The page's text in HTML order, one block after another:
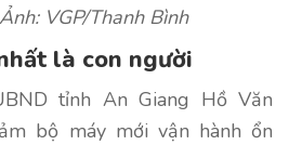
VGP/Thanh Bình
là con người
tỉnh An Giang Hồ Văn
bộ máy mới vận hành ổn